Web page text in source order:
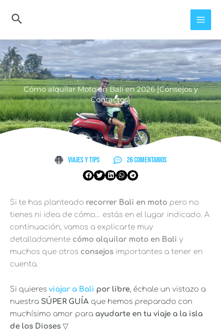
Cómo alquilar Moto en Bali en 2026 [Consejos y
Contactos]
Viajes y Tips 26 comentarios
Si te has planteado recorrer Bali en moto pero no
tienes ni idea de cómo… estás en el lugar indicado. A
continuación, vamos a explicarte muy
detalladamente cómo alquilar moto en Bali y
muchos que otros consejos importantes a tener en
cuenta.
Si quieres viajar a Bali por libre, échale un vistazo a
nuestra SÚPER GUÍA que hemos preparado con
muchísimo amor para ayudarte en tu viaje a la isla
de los Dioses ▽